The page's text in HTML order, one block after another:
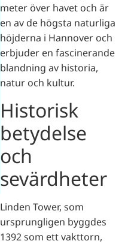
meter över havet och är
en av de högsta naturliga
höjderna i Hannover och
erbjuder en fascinerande
blandning av historia,
natur och kultur.
Historisk
betydelse
och
sevärdheter
Linden Tower, som
ursprungligen byggdes
1392 som ett vakttorn,